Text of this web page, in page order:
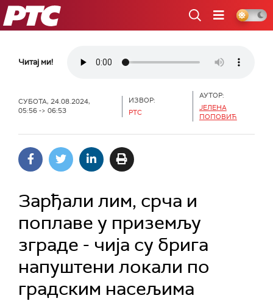
РТС
Читај ми!
СУБОТА, 24.08.2024,
05:56 -> 06:53
ИЗВОР:
РТС
АУТОР:
ЈЕЛЕНА
ПОПОВИЋ
Зарђали лим, срча и
поплаве у приземљу
зграде - чија су брига
напуштени локали по
градским насељима